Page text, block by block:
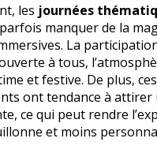
les journées
manquer de la
La
à tous,
et festive. De plus, ces
ont tendance à attirer
ce qui peut rendre
et moins